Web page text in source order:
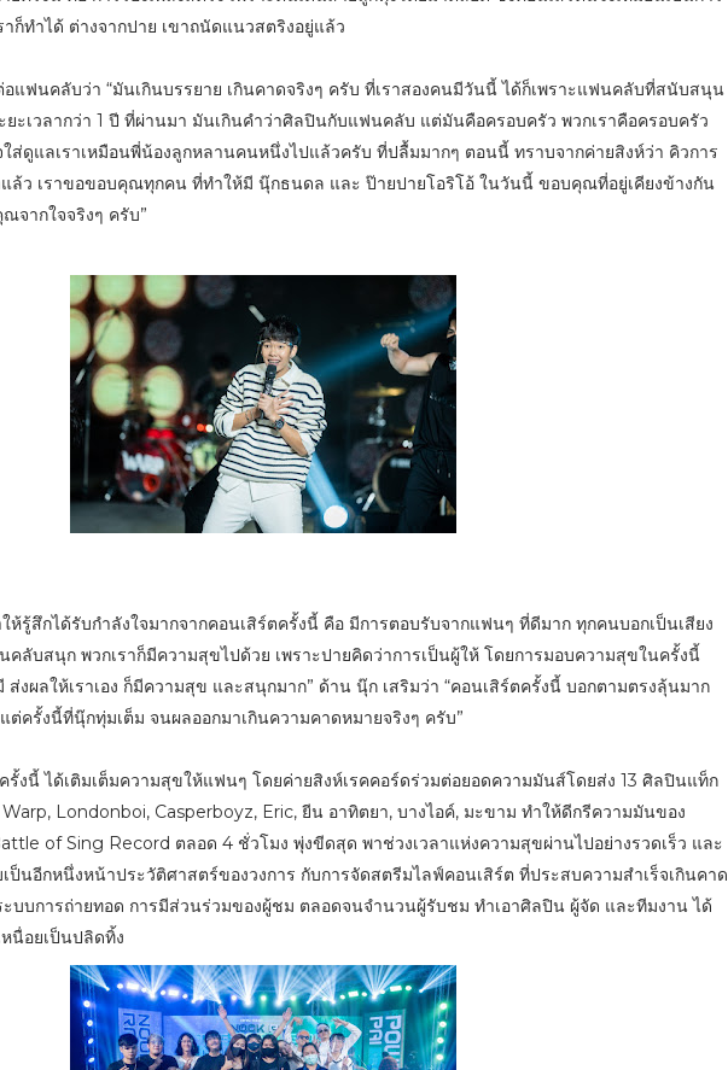
ก็ทำได้ ต่างจากปาย เขาถนัดแนวสตริงอยู่แล้ว
อแฟนคลับว่า “มันเกินบรรยาย เกินคาดจริงๆ ครับ ที่เราสองคนมีวันนี้ ได้ก็เพราะแฟนคลับที่สนับสนุน
ยะเวลากว่า 1 ปี ที่ผ่านมา มันเกินคำว่าศิลปินกับแฟนคลับ แต่มันคือครอบครัว พวกเราคือครอบครัว
ส่ดูแลเราเหมือนพี่น้องลูกหลานคนหนึ่งไปแล้วครับ ที่ปลื้มมากๆ ตอนนี้ ทราบจากค่ายสิงห์ว่า คิวการ
แล้ว เราขอขอบคุณทุกคน ที่ทำให้มี นุ๊กธนดล และ ป๊ายปายโอริโอ้ ในวันนี้ ขอบคุณที่อยู่เคียงข้างกัน
จากใจจริงๆ ครับ”
ห้รู้สึกได้รับกำลังใจมากจากคอนเสิร์ตครั้งนี้ คือ มีการตอบรับจากแฟนๆ ที่ดีมาก ทุกคนบอกเป็นเสียง
คลับสนุก พวกเราก็มีความสุขไปด้วย เพราะปายคิดว่าการเป็นผู้ให้ โดยการมอบความสุขในครั้งนี้
ส่งผลให้เราเอง ก็มีความสุข และสนุกมาก” ด้าน นุ๊ก เสริมว่า “คอนเสิร์ตครั้งนี้ บอกตามตรงลุ้นมาก
ต่ครั้งนี้ที่นุ๊กทุ่มเต็ม จนผลออกมาเกินความคาดหมายจริงๆ ครับ”
งนี้ ได้เติมเต็มความสุขให้แฟนๆ โดยค่ายสิงห์เรคคอร์ดร่วมต่อยอดความมันส์โดยส่ง 13 ศิลปินแท็ก
Londonboi, Casperboyz, Eric, ยีน อาทิตยา, บางไอค์, มะขาม ทำให้ดีกรีความมันของ
of Sing Record ตลอด 4 ชั่วโมง พุ่งขีดสุด พาช่วงเวลาแห่งความสุขผ่านไปอย่างรวดเร็ว และ
ป็นอีกหนึ่งหน้าประวัติศาสตร์ของวงการ กับการจัดสตรีมไลฟ์คอนเสิร์ต ที่ประสบความสำเร็จเกินคาด
บบการถ่ายทอด การมีส่วนร่วมของผู้ชม ตลอดจนจำนวนผู้รับชม ทำเอาศิลปิน ผู้จัด และทีมงาน ได้
นื่อยเป็นปลิดทิ้ง